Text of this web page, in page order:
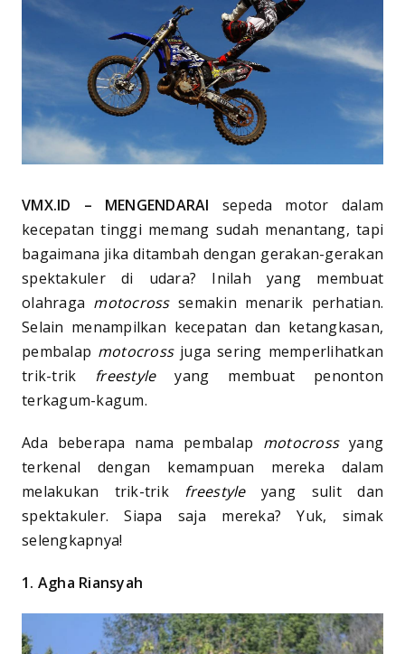
VMX.ID – MENGENDARAI sepeda motor dalam
kecepatan tinggi memang sudah menantang, tapi
bagaimana jika ditambah dengan gerakan-gerakan
spektakuler di udara? Inilah yang membuat
olahraga motocrosssemakin menarik perhatian.
Selain menampilkan kecepatan dan ketangkasan,
pembalap motocrossjuga sering memperlihatkan
trik-trik freestyleyang membuat penonton
terkagum-kagum.
Ada beberapa nama pembalap motocrossyang
terkenal dengan kemampuan mereka dalam
melakukan trik-trik freestyleyang sulit dan
spektakuler. Siapa saja mereka? Yuk, simak
selengkapnya!
1. Agha Riansyah